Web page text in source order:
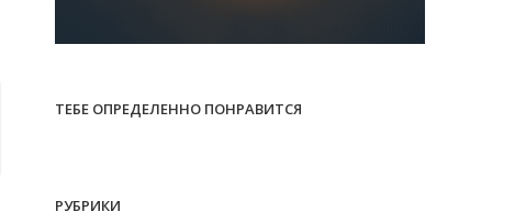
ТЕБЕ ОПРЕДЕЛЕННО ПОНРАВИТСЯ
РУБРИКИ